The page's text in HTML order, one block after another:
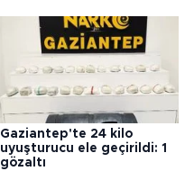
Gaziantep'te 24 kilo
uyuşturucu ele geçirildi: 1
gözaltı